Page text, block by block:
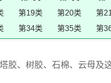
第19类 第20类 第
第34类 第35类 第
胶、树胶、石棉、云母